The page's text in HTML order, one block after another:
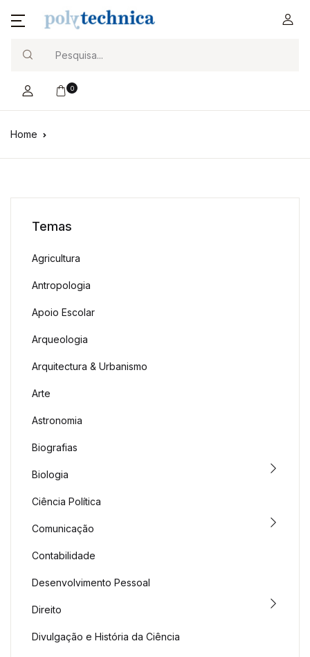
0
Home
Temas
Agricultura
Antropologia
Apoio Escolar
Arqueologia
Arquitectura & Urbanismo
Arte
Astronomia
Biografias
Biologia
Ciência Política
Comunicação
Contabilidade
Desenvolvimento Pessoal
Direito
Divulgação e História da Ciência